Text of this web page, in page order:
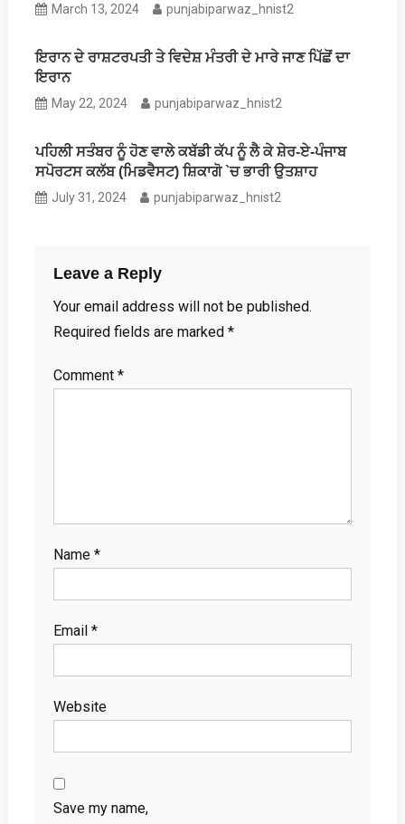
March 13, 2024 punjabiparwaz_hnist2
ਇਰਾਨ ਦੇ ਰਾਸ਼ਟਰਪਤੀ ਤੇ ਵਿਦੇਸ਼ ਮੰਤਰੀ ਦੇ ਮਾਰੇ ਜਾਣ ਪਿੱਛੋਂ ਦਾ
ਇਰਾਨ
May 22, 2024 punjabiparwaz_hnist2
ਪਹਿਲੀ ਸਤੰਬਰ ਨੂੰ ਹੋਣ ਵਾਲੇ ਕਬੱਡੀ ਕੱਪ ਨੂੰ ਲੈ ਕੇ ਸ਼ੇਰ-ਏ-ਪੰਜਾਬ
ਸਪੋਰਟਸ ਕਲੱਬ (ਮਿਡਵੈਸਟ) ਸ਼ਿਕਾਗੋ `ਚ ਭਾਰੀ ਉਤਸ਼ਾਹ
July 31, 2024 punjabiparwaz_hnist2
Leave a Reply
Your email address will not be published.
Required fields are marked *
Comment *
Name *
Email *
Website
Save my name,